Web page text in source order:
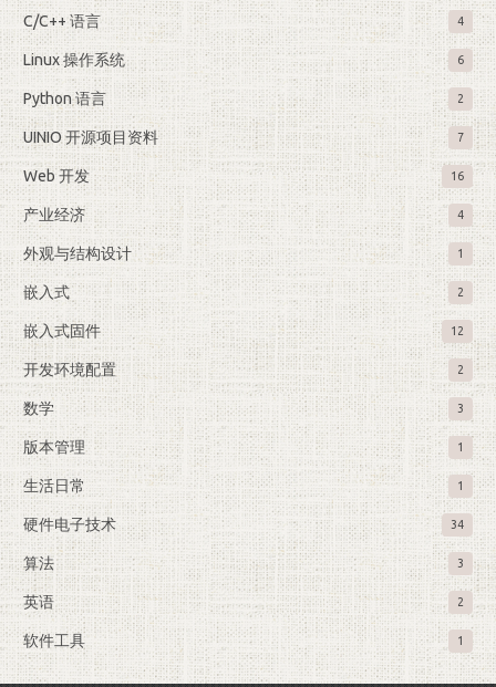
C/C++ 语言 4
Linux 操作系统 6
Python 语言 2
UINIO 开源项目资料 7
Web 开发 16
产业经济 4
外观与结构设计 1
嵌入式 2
嵌入式固件 12
开发环境配置 2
数学 3
版本管理 1
生活日常 1
硬件电子技术 34
算法 3
英语 2
软件工具 1